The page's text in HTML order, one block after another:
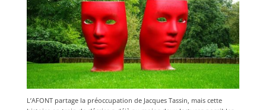
L’AFONT partage la préoccupation de Jacques Tassin, mais cette